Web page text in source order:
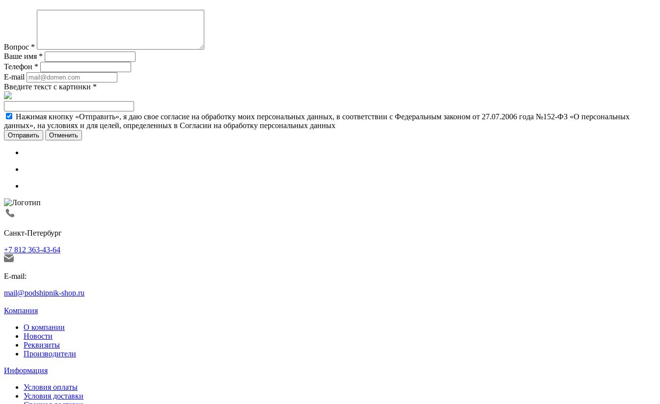
Вопрос *
Ваше имя *
Телефон *
E-mail
Введите текст с картинки *
Нажимая кнопку «Отправить», я даю свое согласие на обработку моих персональных данных, в соответствии с Федеральным законом от 27.07.2006 года №152-ФЗ «О персональных
данных», на условиях и для целей, определенных в Согласии на обработку персональных данных
Отменить
Санкт-Петербург
+7 812 363-43-64
E-mail:
mail@podshipnik-shop.ru
Компания
О компании
Новости
Реквизиты
Производители
Информация
Условия оплаты
Условия доставки